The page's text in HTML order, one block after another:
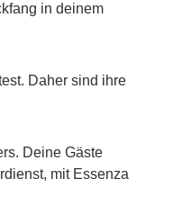
in deinem
Daher sind ihre
Deine Gäste
mit Essenza